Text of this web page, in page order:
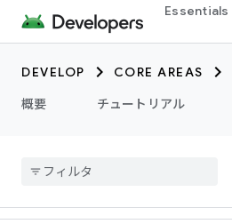
Essentials
DEVELOP CORE AREAS
概要
チュートリアル